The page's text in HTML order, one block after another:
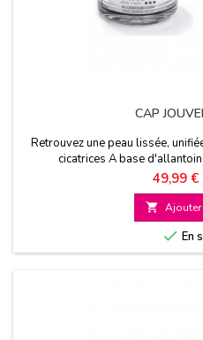
CAP
Retrouvez une peau lissée,
cicatrices A base
Prix
49,99 €

 En